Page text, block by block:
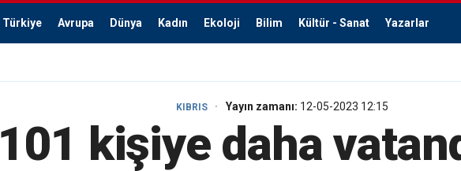
Türkiye Avrupa Dünya Kadın Ekoloji Bilim Kültür - Sanat Yazarlar
KIBRIS Yayın zamanı: 12-05-2023 12:15
101 kişiye daha